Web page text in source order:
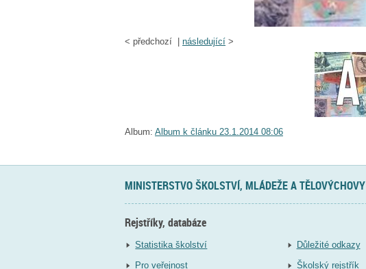
< předchozí | následující >
Album: Album k článku 23.1.2014 08:06
MINISTERSTVO ŠKOLSTVÍ, MLÁDEŽE A TĚLOVÝCHOVY
Rejstříky, databáze
Statistika školství
Pro veřejnost
Důležité odkazy
Školský rejstřík